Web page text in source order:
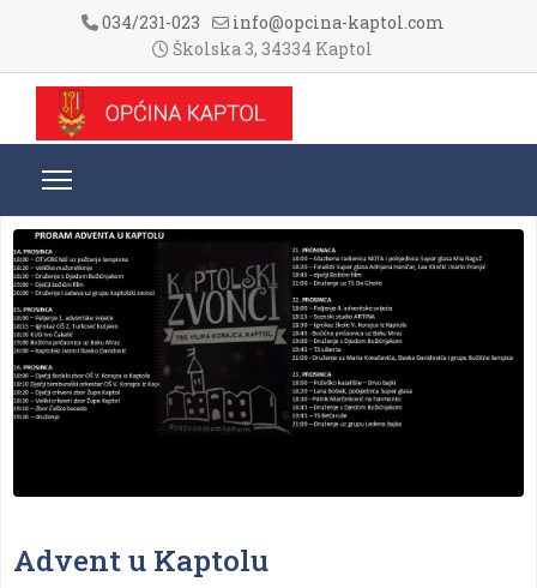
034/231-023
info@opcina-kaptol.com
Školska 3, 34334 Kaptol
Advent u Kaptolu